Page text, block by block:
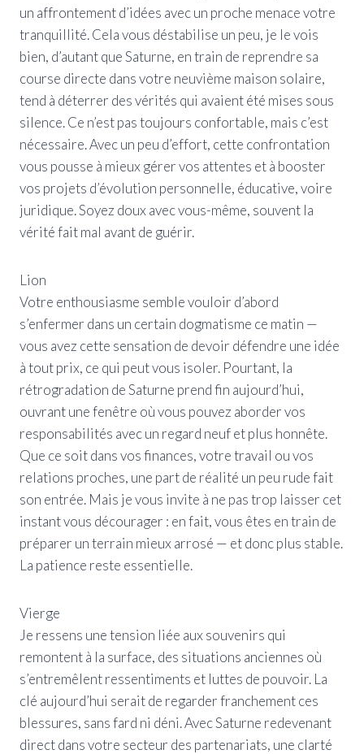
un affrontement d’idées avec un proche menace votre
tranquillité. Cela vous déstabilise un peu, je le vois
bien, d’autant que Saturne, en train de reprendre sa
course directe dans votre neuvième maison solaire,
tend à déterrer des vérités qui avaient été mises sous
silence. Ce n’est pas toujours confortable, mais c’est
nécessaire. Avec un peu d’effort, cette confrontation
vous pousse à mieux gérer vos attentes et à booster
vos projets d’évolution personnelle, éducative, voire
juridique. Soyez doux avec vous-même, souvent la
vérité fait mal avant de guérir.
Lion
Votre enthousiasme semble vouloir d’abord
s’enfermer dans un certain dogmatisme ce matin —
vous avez cette sensation de devoir défendre une idée
à tout prix, ce qui peut vous isoler. Pourtant, la
rétrogradation de Saturne prend fin aujourd’hui,
ouvrant une fenêtre où vous pouvez aborder vos
responsabilités avec un regard neuf et plus honnête.
Que ce soit dans vos finances, votre travail ou vos
relations proches, une part de réalité un peu rude fait
son entrée. Mais je vous invite à ne pas trop laisser cet
instant vous décourager : en fait, vous êtes en train de
préparer un terrain mieux arrosé — et donc plus stable.
La patience reste essentielle.
Vierge
Je ressens une tension liée aux souvenirs qui
remontent à la surface, des situations anciennes où
s’entremêlent ressentiments et luttes de pouvoir. La
clé aujourd’hui serait de regarder franchement ces
blessures, sans fard ni déni. Avec Saturne redevenant
direct dans votre secteur des partenariats, une clarté